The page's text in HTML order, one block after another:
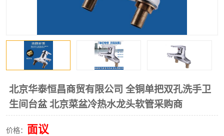
北京华泰恒昌商贸有限公司 全铜单把双孔洗手卫
生间台盆 北京菜盆冷热水龙头软管采购商
价格： 面议